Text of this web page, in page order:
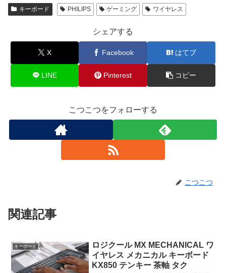
キーボード PHILIPS ゲーミング ワイヤレス
シェアする
X Facebook はてブ
LINE Pinterest コピー
こつこつをフォローする
こつこつ
関連記事
キーボード
ロジクール MX MECHANICAL ワ
イヤレス メカニカル キーボード
KX850 テンキー 茶軸 タク